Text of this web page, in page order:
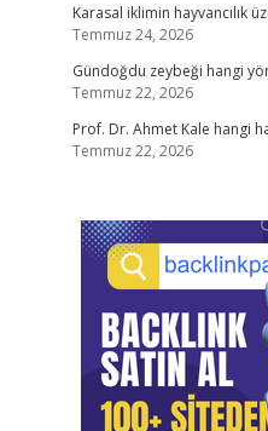
Karasal iklimin hayvancılık
Temmuz 24, 2026
Gündoğdu zeybeği hangi
Temmuz 22, 2026
Prof. Dr. Ahmet Kale hangi
Temmuz 22, 2026